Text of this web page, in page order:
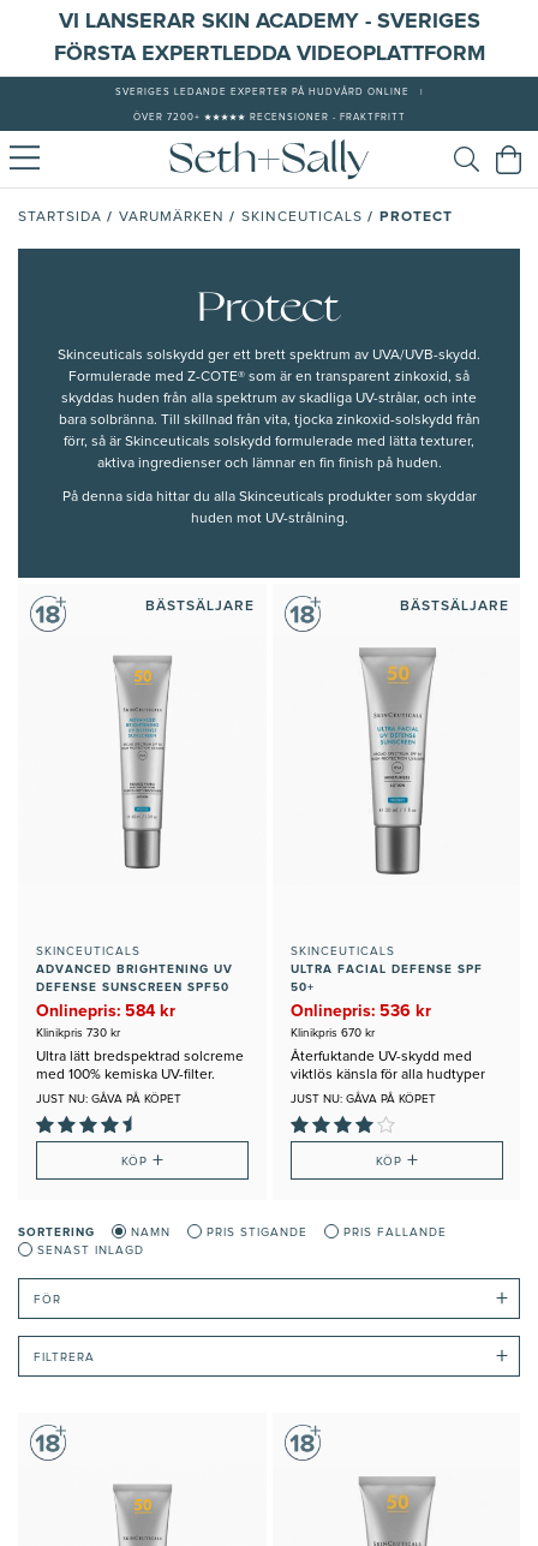
VI LANSERAR SKIN ACADEMY - SVERIGES
FÖRSTA EXPERTLEDDA VIDEOPLATTFORM
SVERIGES LEDANDE EXPERTER PÅ HUDVÅRD ONLINE
ÖVER 7200+ ★★★★★ RECENSIONER - FRAKTFRITT
STARTSIDA / VARUMÄRKEN / SKINCEUTICALS / PROTECT
Protect
Skinceuticals solskydd ger ett brett spektrum av UVA/UVB-skydd.
Formulerade med Z-COTE® som är en transparent zinkoxid, så
skyddas huden från alla spektrum av skadliga UV-strålar, och inte
bara solbränna. Till skillnad från vita, tjocka zinkoxid-solskydd från
förr, så är Skinceuticals solskydd formulerade med lätta texturer,
aktiva ingredienser och lämnar en fin finish på huden.
På denna sida hittar du alla Skinceuticals produkter som skyddar
huden mot UV-strålning.
BÄSTSÄLJARE
SKINCEUTICALS
ADVANCED BRIGHTENING UV
DEFENSE SUNSCREEN SPF50
Onlinepris: 584 kr
Klinikpris 730 kr
Ultra lätt bredspektrad solcreme
med 100% kemiska UV-filter.
JUST NU: GÅVA PÅ KÖPET
KÖP +
BÄSTSÄLJARE
SKINCEUTICALS
ULTRA FACIAL DEFENSE SPF
50+
Onlinepris: 536 kr
Klinikpris 670 kr
Återfuktande UV-skydd med
viktlös känsla för alla hudtyper
JUST NU: GÅVA PÅ KÖPET
KÖP +
FÖR +
SORTERING NAMN PRIS STIGANDE
PRIS FALLANDE
SENAST INLAGD
FILTRERA +